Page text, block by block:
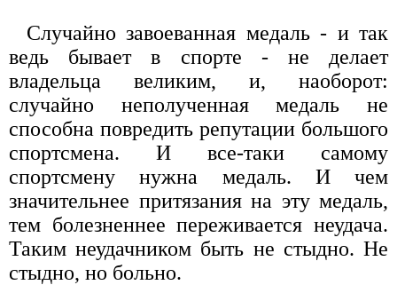
Случайно завоеванная медаль - и так
ведь бывает в спорте - не делает
владельца великим, и, наоборот:
случайно неполученная медаль не
способна повредить репутации большого
спортсмена. И все-таки самому
спортсмену нужна медаль. И чем
значительнее притязания на эту медаль,
тем болезненнее переживается неудача.
Таким неудачником быть не стыдно. Не
стыдно, но больно.